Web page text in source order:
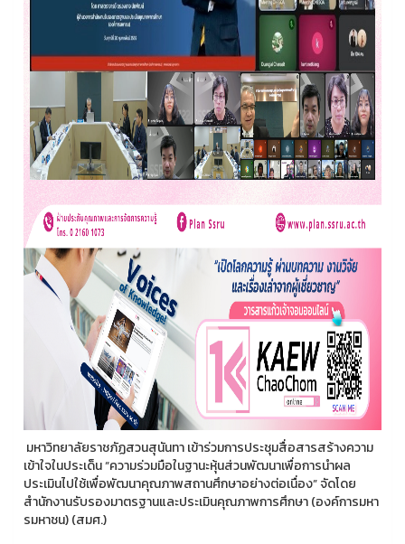
มหาวิทยาลัยราชภัฏสวนสุนันทา เข้าร่วมการประชุมสื่อสารสร้างความ
เข้าใจในประเด็น “ความร่วมมือในฐานะหุ้นส่วนพัฒนาเพื่อการนำผล
ประเมินไปใช้เพื่อพัฒนาคุณภาพสถานศึกษาอย่างต่อเนื่อง” จัดโดย
สำนักงานรับรองมาตรฐานและประเมินคุณภาพการศึกษา (องค์การมหา
รมหาชน) (สมศ.)